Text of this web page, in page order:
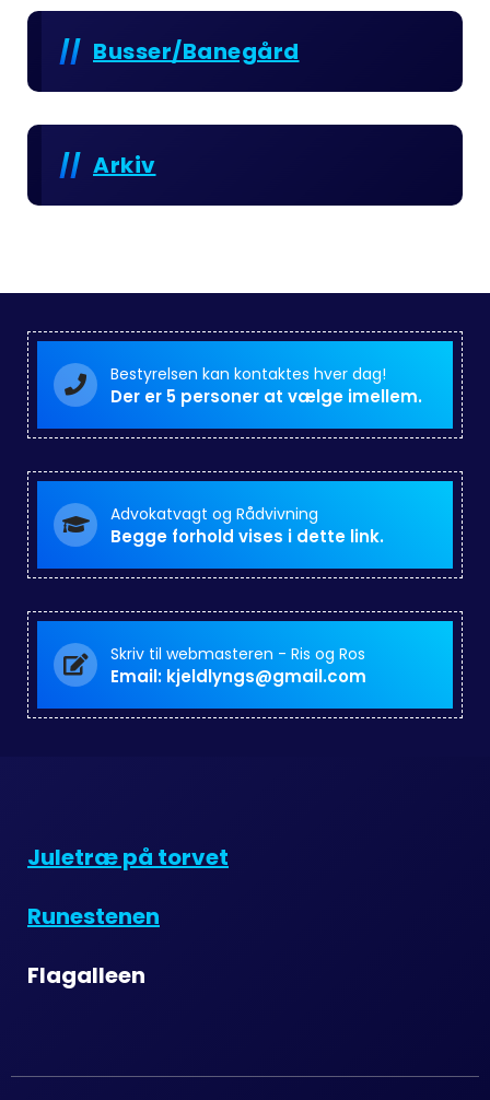
Busser/Banegård
Arkiv
Bestyrelsen kan kontaktes hver dag!
Der er 5 personer at vælge imellem.
Advokatvagt og Rådvivning
Begge forhold vises i dette link.
Skriv til webmasteren - Ris og Ros
Email: kjeldlyngs@gmail.com
Juletræ på torvet
Runestenen
Flagalleen